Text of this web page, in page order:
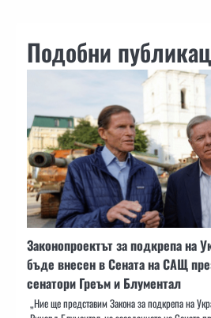
Подобни
Законопроектът за подкрепа на
бъде внесен в Сената на САЩ
сенатори Греъм и Блументал
„Ние ще представим Закона за подкрепа на